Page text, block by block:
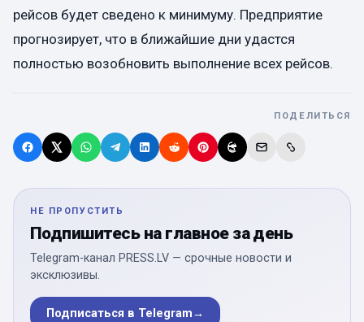
рейсов будет сведено к минимуму. Предприятие
прогнозирует, что в ближайшие дни удастся
полностью возобновить выполнение всех рейсов.
ПОДЕЛИТЬСЯ
НЕ ПРОПУСТИТЬ
Подпишитесь на главное за день
Telegram-канал PRESS.LV — срочные новости и
эксклюзивы.
Подписаться в Telegram→